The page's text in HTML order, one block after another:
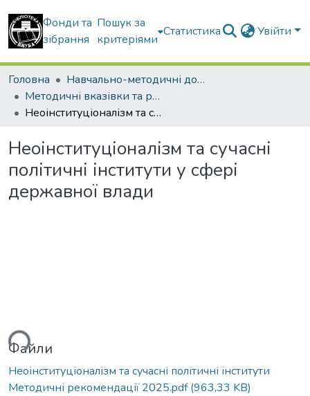
Фонди та
зібрання
Пошук за
критеріями
Статистика Увійти
Головна
Навчально-методичні документи
Методичні вказівки та рекомендації
Неоінституціоналізм та сучасні політичні інститути у сфері державної влади
Неоінституціоналізм та сучасні
політичні інститути у сфері
державної влади
Файли
Неоінституціоналізм та сучасні політичні інститути
Методичні рекомендації 2025.pdf(963,33 KB)